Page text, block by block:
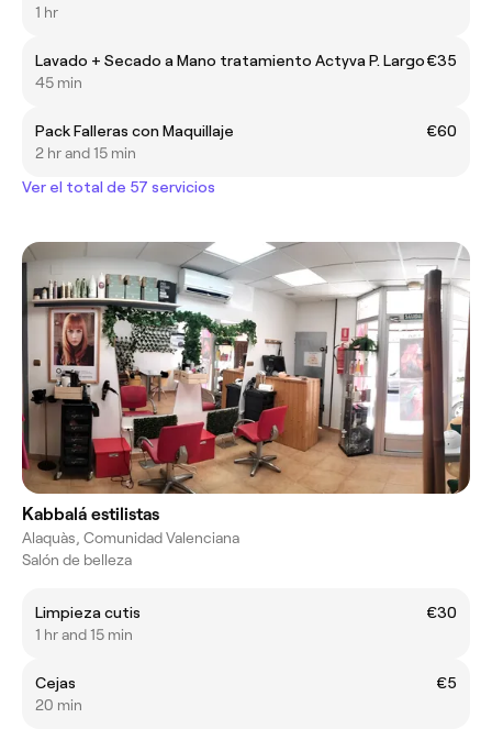
1 hr
Lavado + Secado a Mano tratamiento Actyva P. Largo€35
45 min
Pack Falleras con Maquillaje
€60
2 hr and 15 min
Ver el total de 57 servicios
Kabbalá estilistas
Alaquàs, Comunidad Valenciana
Salón de belleza
Limpieza cutis
€30
1 hr and 15 min
Cejas
€5
20 min